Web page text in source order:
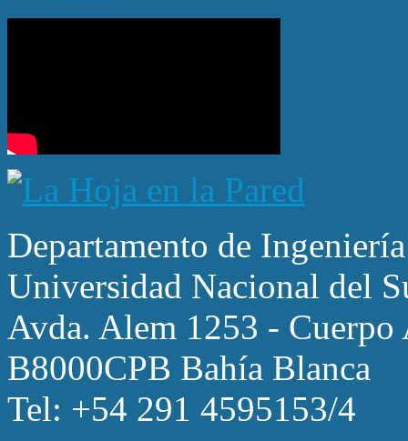
Departamento de
Universidad Nacional del
Avda. Alem 1253 - Cuerpo
B8000CPB Bahía Blanca
Tel: +54 291 4595153/4